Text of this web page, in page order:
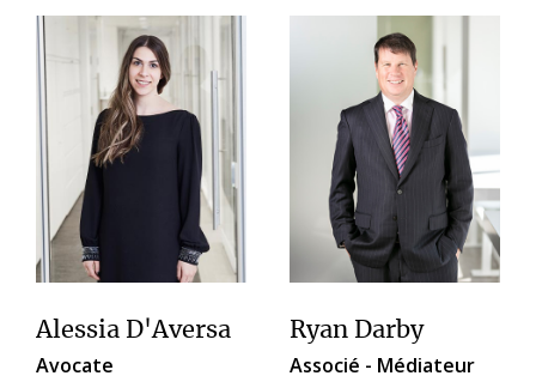
Alessia D'Aversa
Avocate
Ryan Darby
Associé - Médiateur